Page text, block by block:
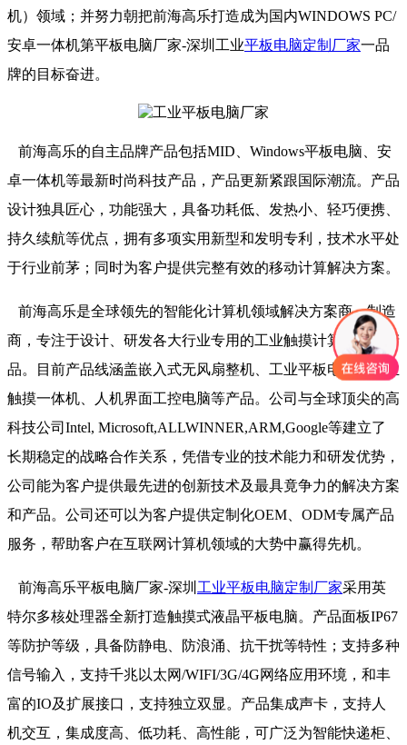
机）领域；并努力朝把前海高乐打造成为国内WINDOWS PC/
安卓一体机第平板电脑厂家-深圳工业平板电脑定制厂家一品
牌的目标奋进。
前海高乐的自主品牌产品包括MID、Windows平板电脑、安
卓一体机等最新时尚科技产品，产品更新紧跟国际潮流。产品
设计独具匠心，功能强大，具备功耗低、发热小、轻巧便携、
持久续航等优点，拥有多项实用新型和发明专利，技术水平处
于行业前茅；同时为客户提供完整有效的移动计算解决方案。
前海高乐是全球领先的智能化计算机领域解决方案商、制造
商，专注于设计、研发各大行业专用的工业触摸计算机领域产
品。目前产品线涵盖嵌入式无风扇整机、工业平板电脑、工业
触摸一体机、人机界面工控电脑等产品。公司与全球顶尖的高
科技公司Intel, Microsoft,ALLWINNER,ARM,Google等建立了
长期稳定的战略合作关系，凭借专业的技术能力和研发优势，
公司能为客户提供最先进的创新技术及最具竟争力的解决方案
和产品。公司还可以为客户提供定制化OEM、ODM专属产品
服务，帮助客户在互联网计算机领域的大势中赢得先机。
前海高乐平板电脑厂家-深圳 工业平板电脑定制厂家采用英
特尔多核处理器全新打造触摸式液晶平板电脑。产品面板IP67
等防护等级，具备防静电、防浪涌、抗干扰等特性；支持多种
信号输入，支持千兆以太网/WIFI/3G/4G网络应用环境，和丰
富的IO及扩展接口，支持独立双显。产品集成声卡，支持人
机交互，集成度高、低功耗、高性能，可广泛为智能快递柜、